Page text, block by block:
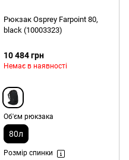
Рюкзак Osprey Farpoint 80,
black (10003323)
10 484 грн
Немає в наявності
Об'єм рюкзака
80л
Розмір спинки